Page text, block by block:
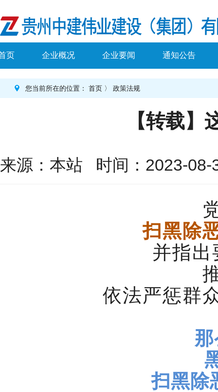
页 企业概况 企业要闻 通知公告
您当前所在的位置： 首页 〉 政策法规
【转载】
来源：本站 时间：2023-
扫黑除
并指
依法严惩群
扫黑除